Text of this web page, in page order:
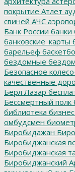
покрытие Атлет
свиней АЧС
Банк России банки
банковские_карты
барельеф
бездомные
Безопасное
качественные
Берл Лазар
Бессмертный полк
библиотека бизнес
омбудсмен
Биробидажан
Биробиджанская
Биробиджанская
Биробиджанский